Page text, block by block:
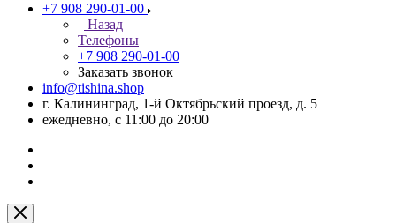
+7 908 290-01-00
Назад
Телефоны
+7 908 290-01-00
Заказать звонок
info@tishina.shop
г. Калининград, 1-й Октябрьский проезд, д. 5
ежедневно, с 11:00 до 20:00